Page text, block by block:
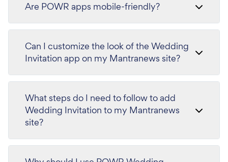
Are POWR apps mobile-friendly?
Can I customize the look of the Wedding
Invitation app on my Mantranews site?
What steps do I need to follow to add
Wedding Invitation to my Mantranews
site?